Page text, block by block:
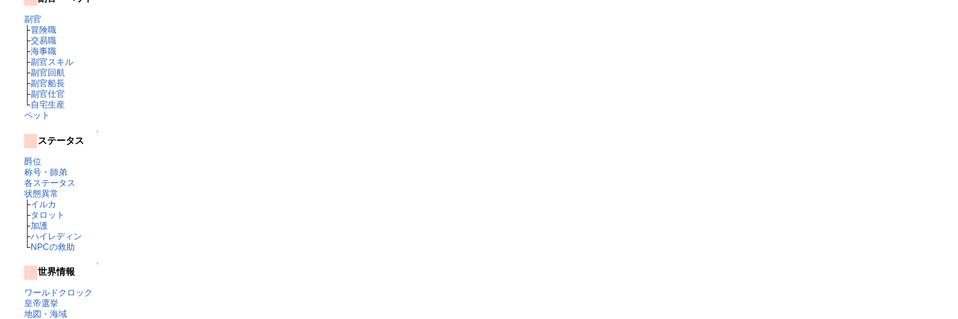
副官
├冒険職
├交易職
├海事職
├副官スキル
├副官回航
├副官船長
├副官仕官
└自宅生産
ペット
↑
ステータス
爵位
称号・師弟
各ステータス
状態異常
├イルカ
├タロット
├加護
├ハイレディン
└NPCの救助
↑
世界情報
ワールドクロック
皇帝選挙
地図・海域